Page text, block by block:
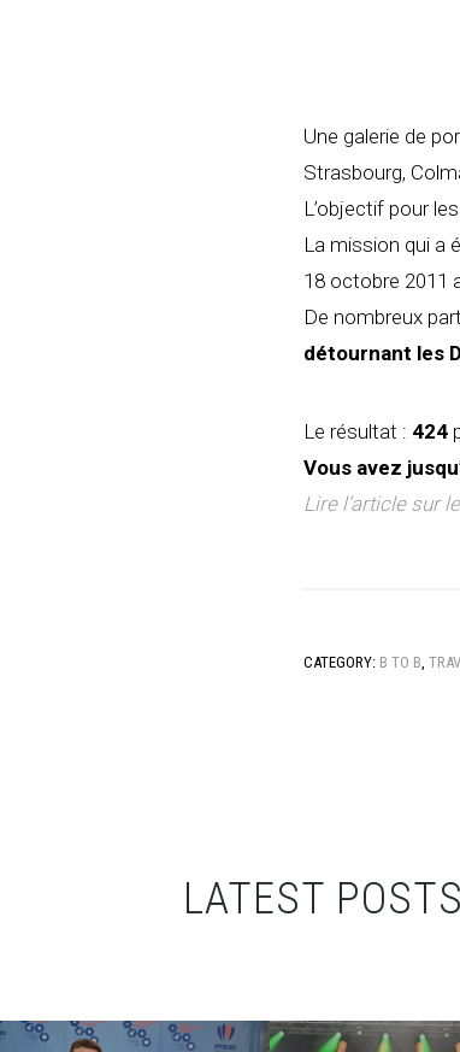
Une galerie de
Strasbourg,
L’objectif pour
La mission qui a
18 octobre 2011
De nombreux
détournant les
Le résultat : 424
Vous avez
Lire l’article sur
CATEGORY: B TO B,
LATEST POSTS